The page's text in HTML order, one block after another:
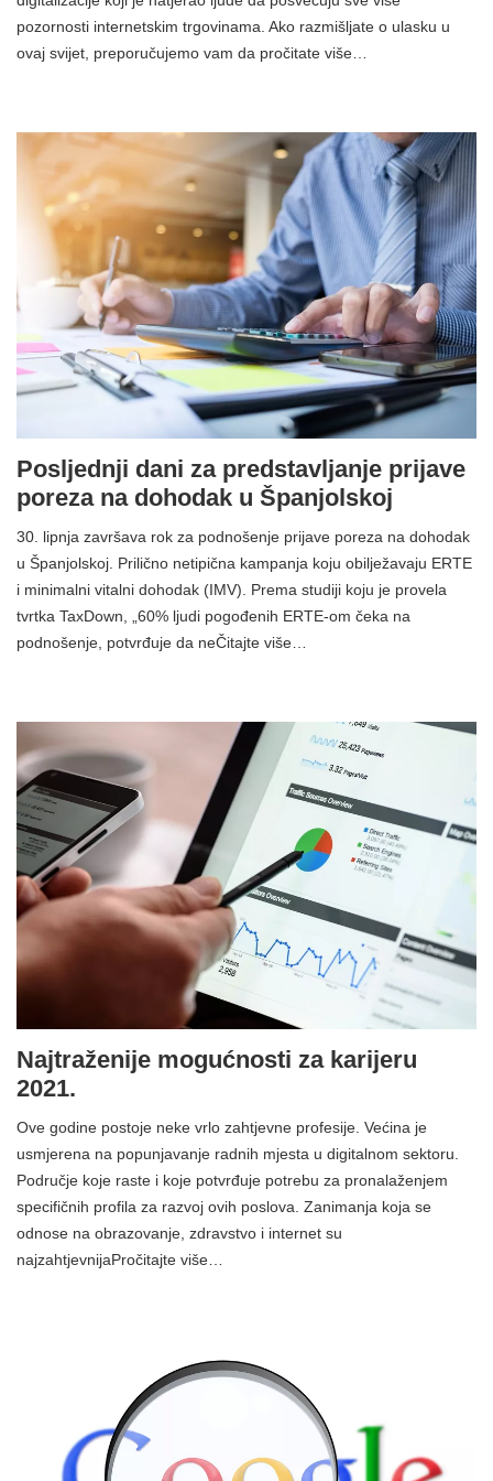
pozornosti internetskim trgovinama. Ako razmišljate o ulasku u
ovaj svijet, preporučujemo vam da pročitate više…
Posljednji dani za predstavljanje prijave
poreza na dohodak u Španjolskoj
30. lipnja završava rok za podnošenje prijave poreza na dohodak
u Španjolskoj. Prilično netipična kampanja koju obilježavaju ERTE
i minimalni vitalni dohodak (IMV). Prema studiji koju je provela
tvrtka TaxDown, „60% ljudi pogođenih ERTE-om čeka na
podnošenje, potvrđuje da neČitajte više…
Najtraženije mogućnosti za karijeru
2021.
Ove godine postoje neke vrlo zahtjevne profesije. Većina je
usmjerena na popunjavanje radnih mjesta u digitalnom sektoru.
Područje koje raste i koje potvrđuje potrebu za pronalaženjem
specifičnih profila za razvoj ovih poslova. Zanimanja koja se
odnose na obrazovanje, zdravstvo i internet su
najzahtjevnijaPročitajte više…